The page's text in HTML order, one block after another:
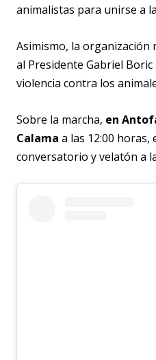
animalistas para unirse a
Asimismo, la organización
al Presidente Gabriel
violencia contra los
Sobre la marcha, en
Calama a las 12:00
conversatorio y velatón a